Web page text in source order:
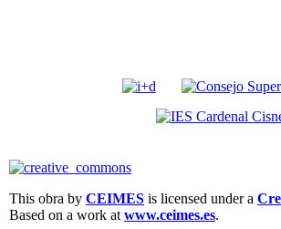
This obra by CEIMES is licensed under a
Based on a work at www.ceimes.es.